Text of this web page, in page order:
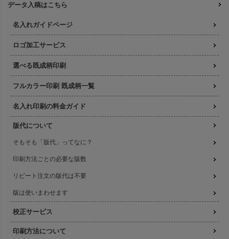
データ入稿はこちら
名入れガイドページ
ロゴ加工サービス
選べる既成柄印刷
フルカラー印刷 既成柄一覧
名入れ印刷の料金ガイド
版代について
そもそも「版代」ってなに？
印刷方法ごとの必要な版数
リピート注文の版代は不要
版は使いまわせます
校正サービス
印刷方法について